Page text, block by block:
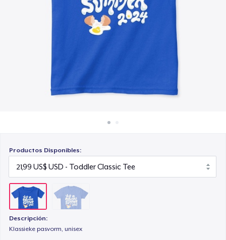
Venda en todas partes
Productos Disponibles:
Descripción:
Klassieke pasvorm, unisex